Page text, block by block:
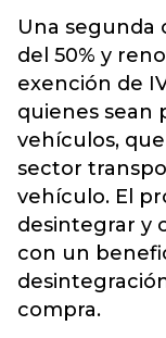
Una segunda
del 50% y
exención de
quienes sean
vehículos,
sector
vehículo. El
desintegrar y
con un
compra.